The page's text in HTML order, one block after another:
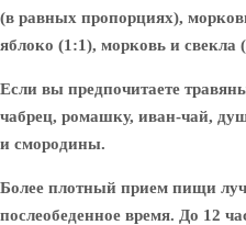
(в равных пропорциях),
яблоко (1:1), морковь и свекла
Если вы предпочитаете
чабрец, ромашку, иван-чай,
и смородины.
Более плотный прием пищи
послеобеденное время. До 12